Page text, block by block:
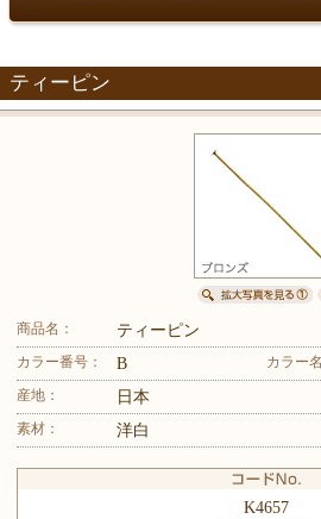
ティーピン
商品名： ティーピン
カラー番号： B カラー
産地： 日本
素材： 洋白
K4657